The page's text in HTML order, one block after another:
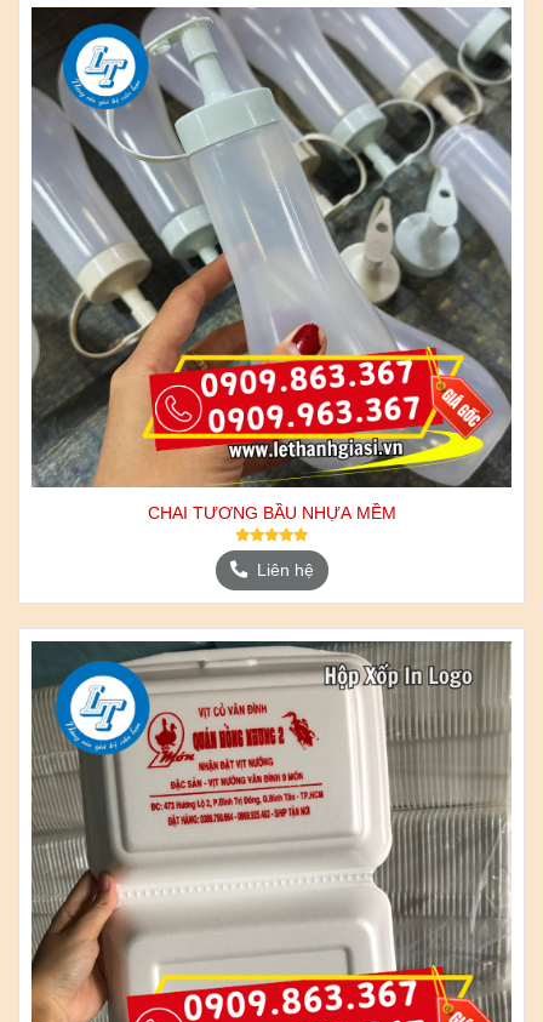
CHAI TƯƠNG BẦU NHỰA MỀM
Liên hệ